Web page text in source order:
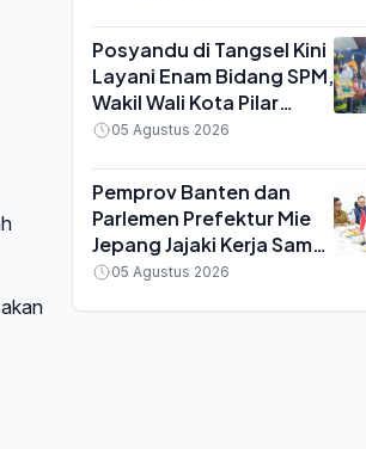
Posyandu di Tangsel Kini
Layani Enam Bidang SPM,
Wakil Wali Kota Pilar
Saga: Bukan Sekadar
05 Agustus 2026
Pemprov Banten dan
Parlemen Prefektur Mie
Jepang Jajaki Kerja Sama
SDM, Target Wujudkan
05 Agustus 2026